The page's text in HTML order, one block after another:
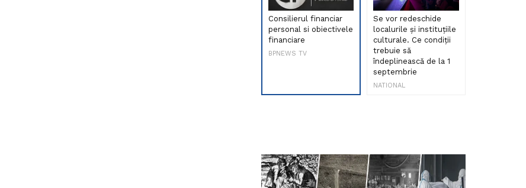
Consilierul financiar
personal si obiectivele
financiare
BPNEWS TV
Se vor redeschide
localurile și instituțiile
culturale. Ce condiții
trebuie să
îndeplinească de la 1
septembrie
NATIONAL